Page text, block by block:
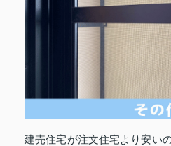
建売住宅が注文住宅より安い